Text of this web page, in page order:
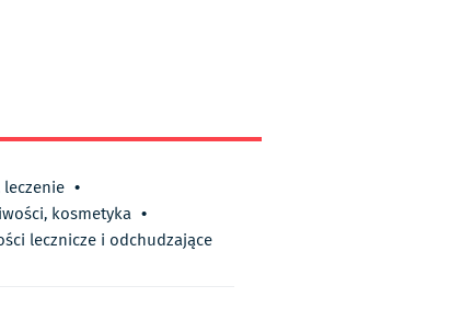
•
kosmetyka •
lecznicze i odchudzające